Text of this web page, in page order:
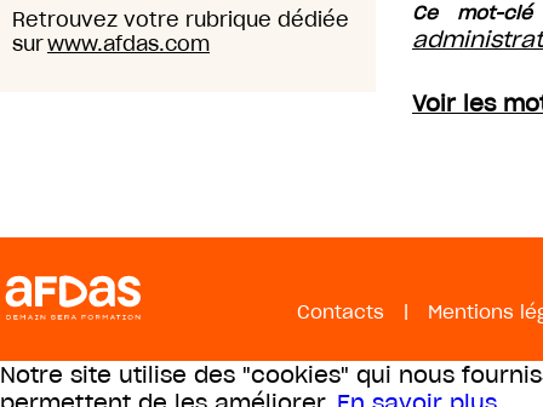
Retrouvez votre rubrique dédiée
surwww.afdas.com
Ce mot-
Voir les
Contacts | Mentions
Notre site utilise des "cookies" qui nous